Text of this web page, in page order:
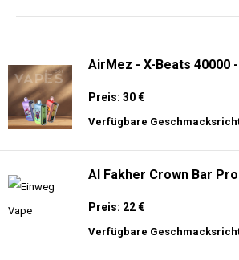
AirMez - X-Beats 40000
Preis: 30 €
Verfügbare
Al Fakher Crown Bar
Preis: 22 €
Verfügbare